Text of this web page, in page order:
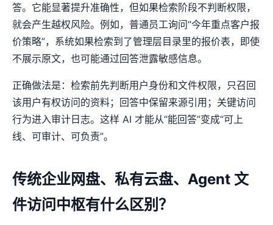
答。它能显著提升准确性，但如果检索阶段不判断权限，
就会产生越权风险。例如，普通员工询问“今年重点客户报
价策略”，系统如果检索到了管理层目录里的报价表，即使
不展示原文，也可能通过回答泄露敏感信息。
正确做法是：检索前先判断用户身份和文件权限，只召回
该用户有权访问的资料；回答中保留来源引用；关键访问
行为进入审计日志。这样 AI 才能从“能回答”变成“可上
线、可审计、可负责”。
传统企业网盘、私有云盘、Agent 文
件访问中枢有什么区别？